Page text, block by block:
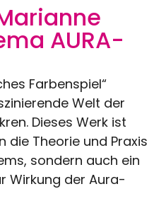
AURA-
Farbenspiel“
Welt der
Dieses Werk ist
die Theorie und Praxis
sondern auch ein
Wirkung der Aura-